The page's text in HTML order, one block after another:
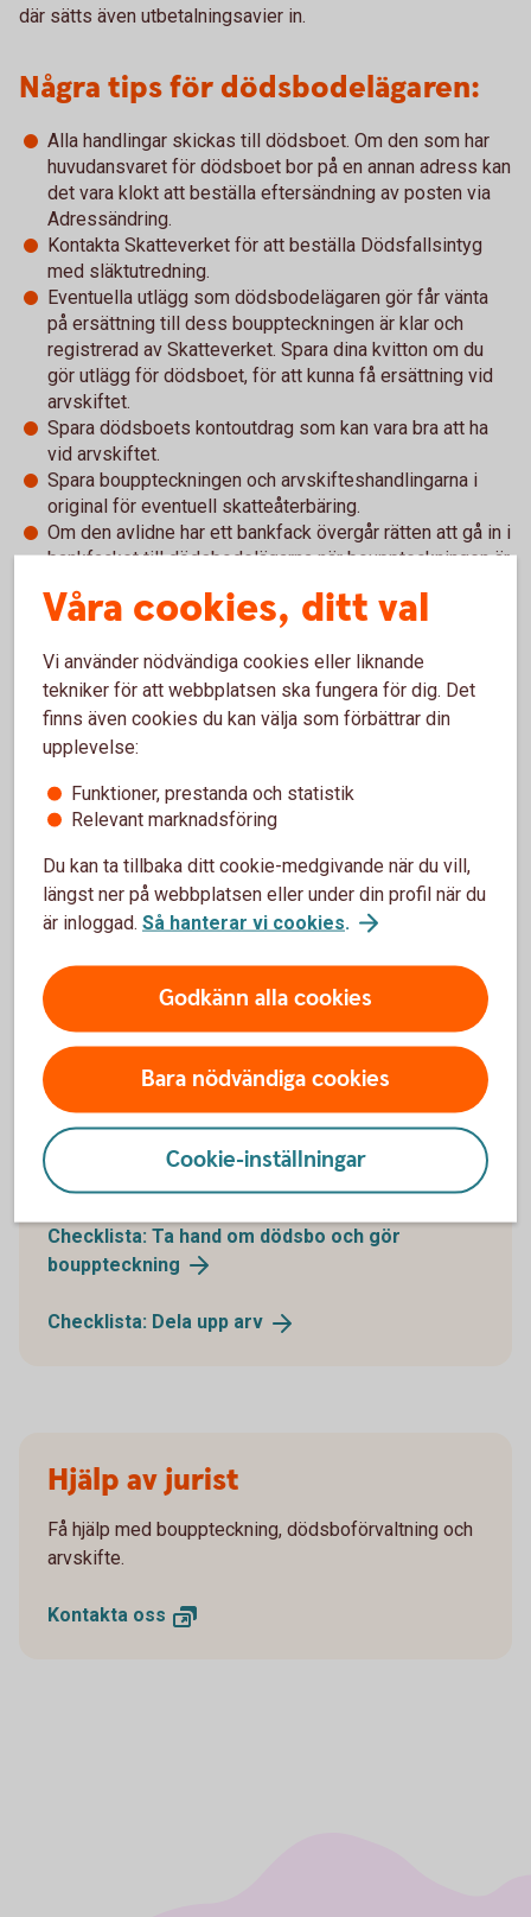
där sätts även utbetalningsavier in.
Några tips för dödsbodelägaren:
Alla handlingar skickas till dödsboet. Om den som har
huvudansvaret för dödsboet bor på en annan adress kan
det vara klokt att beställa eftersändning av posten via
Adressändring.
Kontakta Skatteverket för att beställa Dödsfallsintyg
med släktutredning.
Eventuella utlägg som dödsbodelägaren gör får vänta
på ersättning till dess bouppteckningen är klar och
registrerad av Skatteverket. Spara dina kvitton om du
gör utlägg för dödsboet, för att kunna få ersättning vid
arvskiftet.
Spara dödsboets kontoutdrag som kan vara bra att ha
vid arvskiftet.
Spara bouppteckningen och arvskifteshandlingarna i
original för eventuell skatteåterbäring.
Om den avlidne har ett bankfack övergår rätten att gå in i
bankfacket till dödsbodelägarna när bouppteckningen är
klar och registrerad hos skatteverket. Strax efter
dödsfallet kan dödsbodelägare, eller någon som har
bankfacket och upprätta ett protokoll över innehållet (så
kallad inventering) tillsammans med bankens personal.
När bouppteckningen är klar är det dags att kontakta
banken för att till exempel lösa eller skriva över bolån,
Dessutom behöver kanske ägare för fordon ändras hos
fordonsregistret.
Påefterlevandeguiden.se
finns fler bra checklistor
att använda sig av som hjälp för att systematiskt kunna
hantera all administration kring dödsfallet.
Vi hoppas att denna artikel varit till hjälp.
Hjälp med dödsbo
Betala räkningar för
Checklista: Ta hand om dödsbo och gör
bouppteckning
Checklista: Dela upp arv
Hjälp av jurist
Få hjälp med bouppteckning, dödsboförvaltning och
arvskifte.
Kontakta oss
Våra cookies, ditt val
Vi använder nödvändiga cookies eller liknande
tekniker för att webbplatsen ska fungera för dig. Det
finns även cookies du kan välja som förbättrar din
upplevelse:
Funktioner, prestanda och statistik
Relevant marknadsföring
Du kan ta tillbaka ditt cookie-medgivande när du vill,
längst ner på webbplatsen eller under din profil när du
är inloggad. Så hanterar vi cookies.
Godkänn alla cookies
Bara nödvändiga cookies
Cookie-inställningar